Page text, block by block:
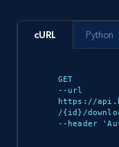
Ozon.ru
URL, Sku,
count,
eCommerce
cURL
GET
--url
https://
/{id}/
--header
Python